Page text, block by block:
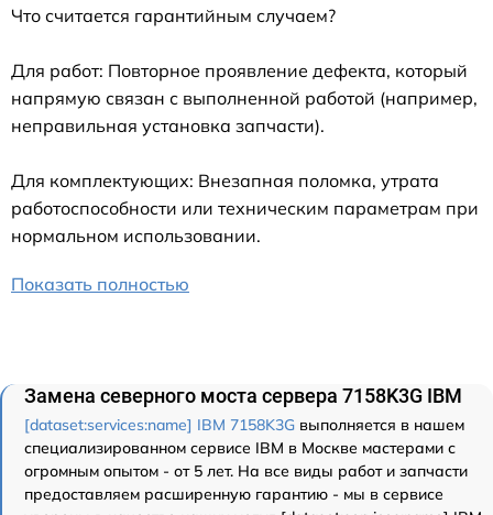
Что считается гарантийным случаем?
Для работ: Повторное проявление дефекта, который
напрямую связан с выполненной работой (например,
неправильная установка запчасти).
Для комплектующих: Внезапная поломка, утрата
работоспособности или техническим параметрам при
нормальном использовании.
Показать полностью
Замена северного моста сервера 7158K3G IBM
[dataset:services:name] IBM 7158K3G выполняется в нашем
специализированном сервисе IBM в Москве мастерами с
огромным опытом - от 5 лет. На все виды работ и запчасти
предоставляем расширенную гарантию - мы в сервисе